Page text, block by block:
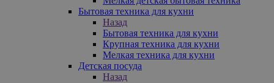
Бытовая техника для кухни
Назад
Бытовая техника для кухни
Крупная техника для кухни
Мелкая техника для кухни
Детская посуда
Назад